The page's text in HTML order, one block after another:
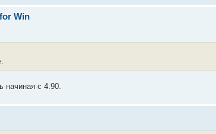
Win
начиная с 4.90.